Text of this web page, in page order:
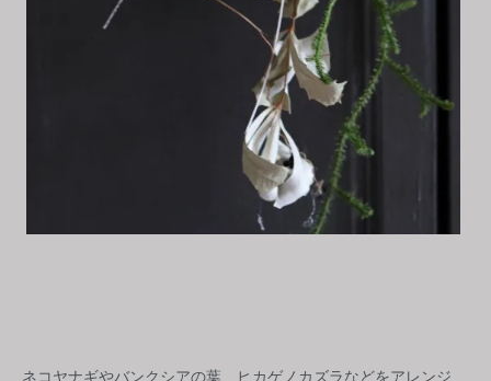
ネコヤナギやバンクシアの葉、ヒカゲノカズラなどをアレンジ